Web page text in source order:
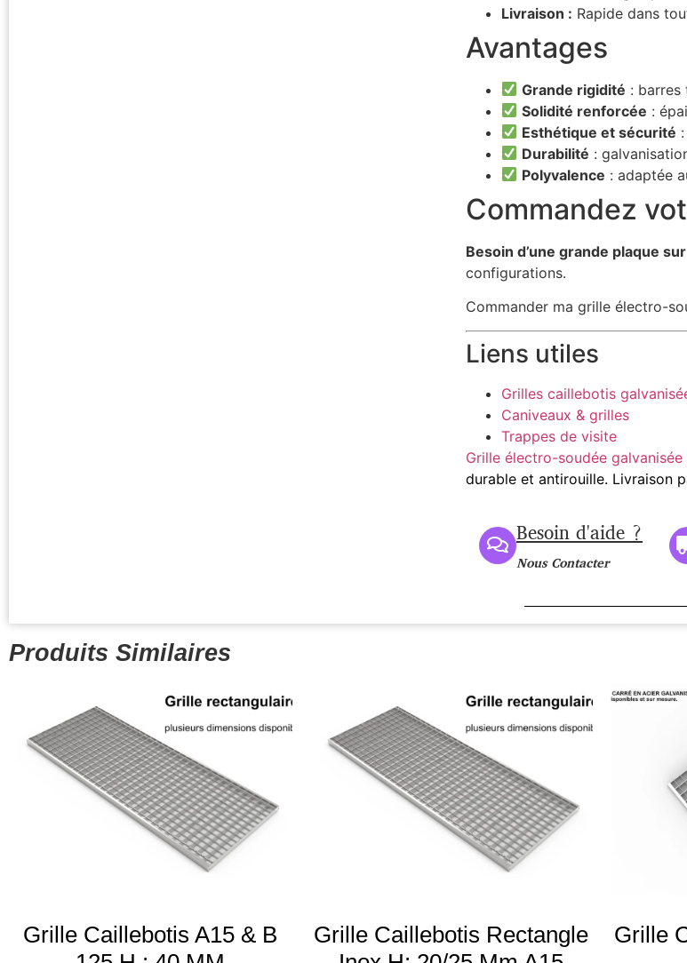
Livraison : Rapide dans
Avantages
Grande rigidité : barres
Solidité renforcée :
Esthétique et sécurité
Durabilité :
Polyvalence : adaptée
Commandez
Besoin d’une grande plaque
configurations.
Commander ma grille électro-
Liens utiles
Grilles caillebotis
Caniveaux & grilles
Trappes de visite
Grille électro-soudée galvanisée
durable et antirouille. Livraison
Besoin d'aide ?
Nous Contacter
Produits Similaires
Grille Caillebotis A15 & B
Grille Caillebotis Rectangle
Grille